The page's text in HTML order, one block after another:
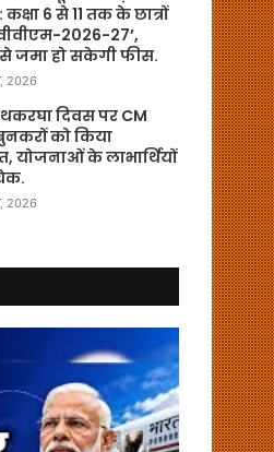
6 से 11 तक के छात्रों
2026-27’,
से जमा हो सकेगी फीस.
2026
दिवस पर CM
को किया
योजनाओं के लाभार्थियों
2026